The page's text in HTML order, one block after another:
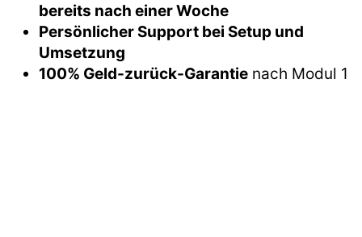
bereits nach einer Woche
Persönlicher Support bei Setup und
Umsetzung
100% Geld-zurück-Garantie nach Modul 1